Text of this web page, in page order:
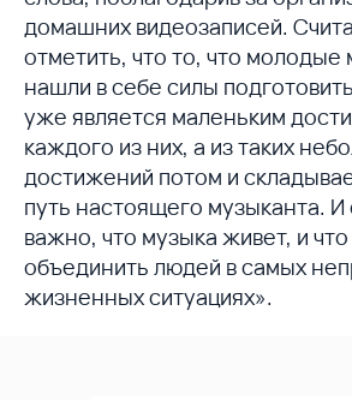
домашних видеозаписей.
отметить, что то, что молодые
нашли в себе силы
уже является маленьким
каждого из них, а из таких
достижений потом и
путь настоящего музыканта.
важно, что музыка живет, и
объединить людей в самых
жизненных ситуациях».